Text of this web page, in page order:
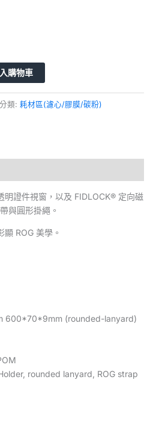
購物車
分類: 耗材區(濾心/膠膜/碳粉)
明證件視窗，以及 FIDLOCK® 定向磁
與圓形掛繩。
ROG 美學。
600*70*9mm (rounded-lanyard)
rounded lanyard, ROG strap